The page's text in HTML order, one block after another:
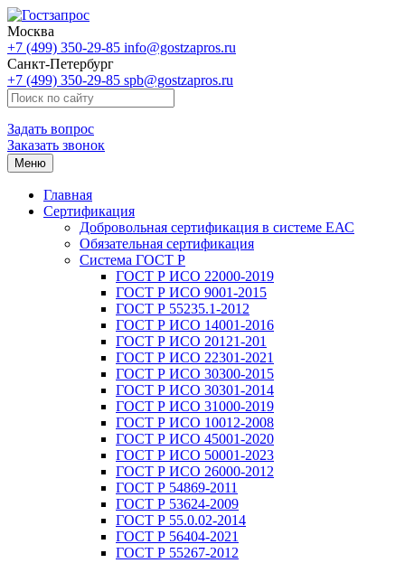
Москва
+7 (499) 350-29-85 info@gostzapros.ru
Санкт-Петербург
+7 (499) 350-29-85 spb@gostzapros.ru
Задать вопрос
Заказать звонок
Меню
Главная
Сертификация
Добровольная сертификация в системе ЕАС
Обязательная сертификация
Система ГОСТ Р
ГОСТ Р ИСО 22000-2019
ГОСТ Р ИСО 9001-2015
ГОСТ Р 55235.1-2012
ГОСТ Р ИСО 14001-2016
ГОСТ Р ИСО 20121-201
ГОСТ Р ИСО 22301-2021
ГОСТ Р ИСО 30300-2015
ГОСТ Р ИСО 30301-2014
ГОСТ Р ИСО 31000-2019
ГОСТ Р ИСО 10012-2008
ГОСТ Р ИСО 45001-2020
ГОСТ Р ИСО 50001-2023
ГОСТ Р ИСО 26000-2012
ГОСТ Р 54869-2011
ГОСТ Р 53624-2009
ГОСТ Р 55.0.02-2014
ГОСТ Р 56404-2021
ГОСТ Р 55267-2012